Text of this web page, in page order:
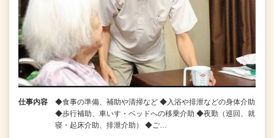
仕事内容
◆食事の準備、補助や清掃など ◆入浴や排泄などの身体介助
◆歩行補助、車いす・ベッドへの移乗介助 ◆夜勤（巡回、就
寝・起床介助、排泄介助） ◆ご…